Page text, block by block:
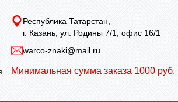
Республика Татарстан,
г. Казань, ул. Родины 7/1, офис 16/1
warco-znaki@mail.ru
Минимальная сумма заказа 1000 руб.